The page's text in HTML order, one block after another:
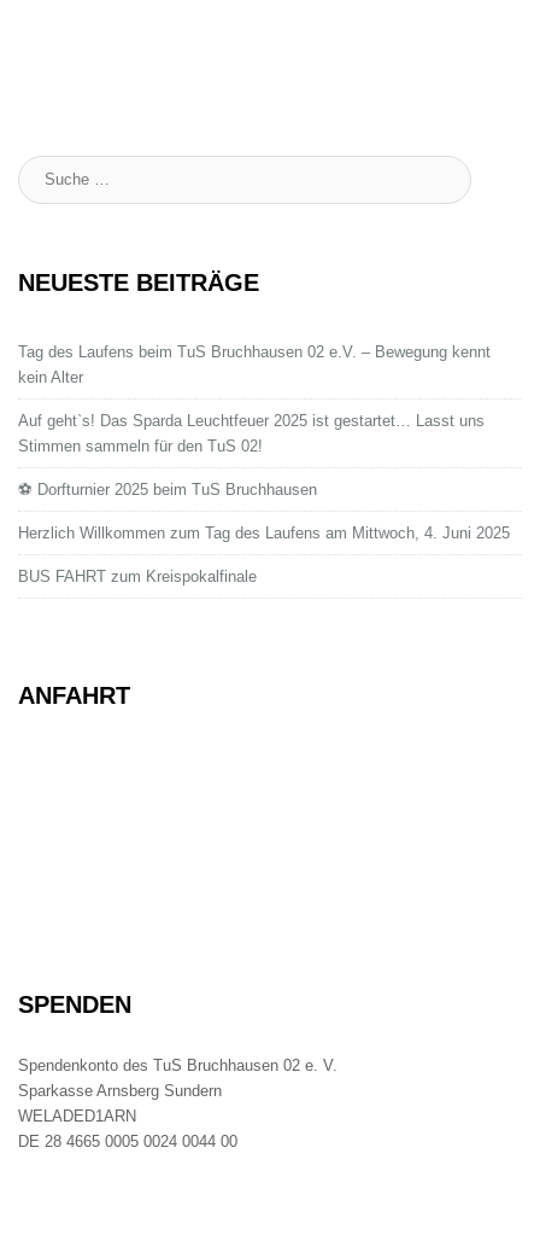
Suche
:
NEUESTE BEITRÄGE
Tag des Laufens beim TuS Bruchhausen 02 e.V. – Bewegung kennt
kein Alter
Auf geht`s! Das Sparda Leuchtfeuer 2025 ist gestartet… Lasst uns
Stimmen sammeln für den TuS 02!
⚽ Dorfturnier 2025 beim TuS Bruchhausen
Herzlich Willkommen zum Tag des Laufens am Mittwoch, 4. Juni 2025
BUS FAHRT zum Kreispokalfinale
ANFAHRT
SPENDEN
Spendenkonto des TuS Bruchhausen 02 e. V.
Sparkasse Arnsberg Sundern
WELADED1ARN
DE 28 4665 0005 0024 0044 00